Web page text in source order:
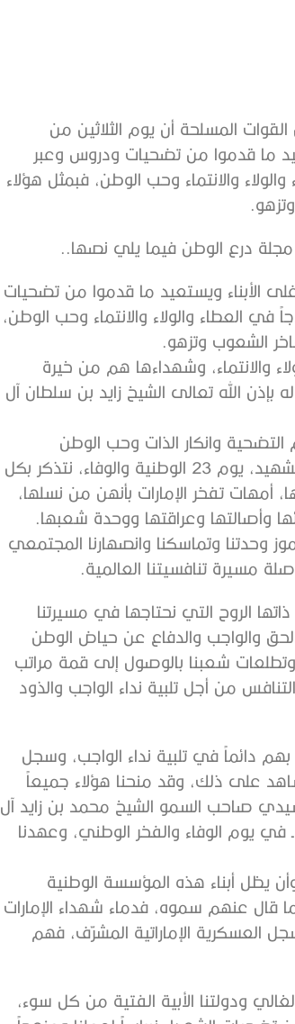
المسلحة أن يوم الثلاثين من
ما قدموا من تضحيات ودروس وعبر
والانتماء وحب الوطن، فبمثل هؤلاء
درع الوطن فيما يلي نصها..
الأبناء ويستعيد ما قدموا من تضحيات
العطاء والولاء والانتماء وحب الوطن،
الشعوب وتزهو.
والانتماء، وشهداءها هم من خيرة
بإذن الله تعالى الشيخ زايد بن سلطان آل
وانكار الذات وحب الوطن
والشجاعة والثبات والإيثار ومبادىء الوطنية الحقة، وفي يوم الشهيد، يوم 23 الوطنية والوفاء، نتذكر بكل
أمهات تفخر الإمارات بأنهن من نسلها،
وأصالتها وعراقتها ووحدة شعبها.
وحدتنا وتماسكنا وانصهارنا المجتمعي
مسيرة تنافسيتنا العالمية.
الروح التي نحتاجها في مسيرتنا
والواجب والدفاع عن حياض الوطن
شعبنا بالوصول إلى قمة مراتب
من أجل تلبية نداء الواجب والذود
بهم دائماً في تلبية نداء الواجب، وسجل
على ذلك، وقد منحنا هؤلاء جميعاً
صاحب السمو الشيخ محمد بن زايد آل
في يوم الوفاء والفخر الوطني، وعهدنا
يظل أبناء هذه المؤسسة الوطنية
قال عنهم سموه، فدماء شهداء الإمارات
العسكرية الإماراتية المشرّف، فهم
ودولتنا الأبية الفتية من كل سوء،